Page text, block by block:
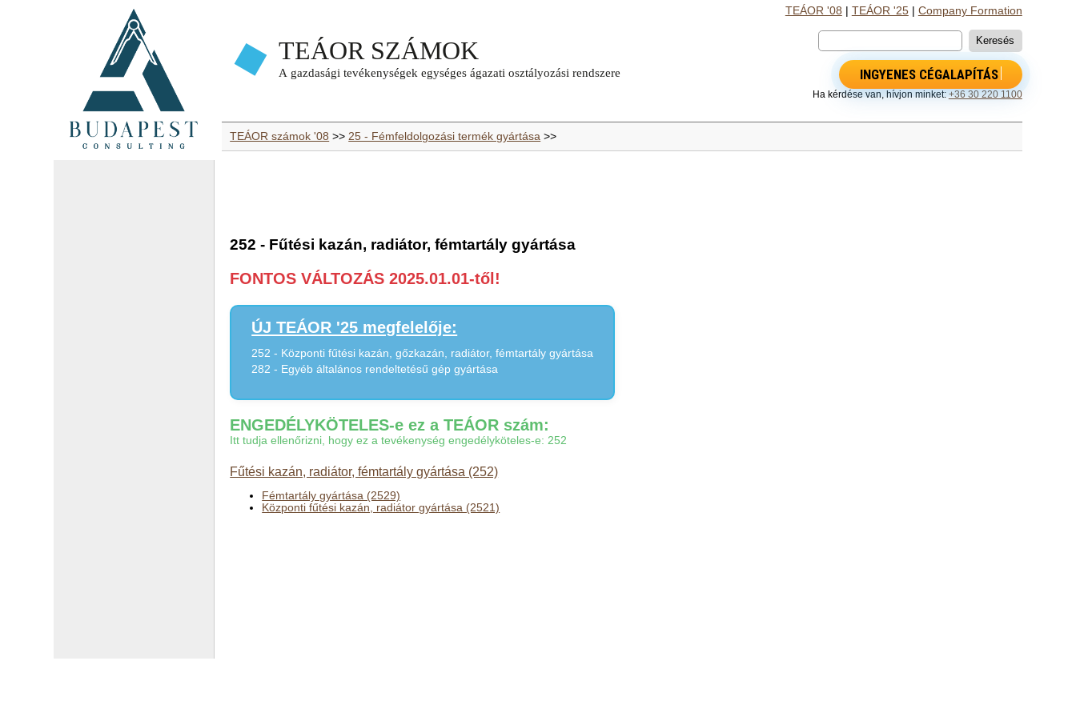
TEÁOR '08 TEÁOR '25| Company Formation
INGYENES CÉGALAPÍTÁS
Ha kérdése van, hívjon minket: +36 30 220 1100
TEÁOR számok '08 >>25 - Fémfeldolgozási termék gyártása >>
252 - Fűtési kazán, radiátor, fémtartály gyártása
FONTOS VÁLTOZÁS 2025.01.01-től!
ÚJ TEÁOR '25 megfelelője:
252 - Központi fűtési kazán, gőzkazán, radiátor, fémtartály gyártása
282 - Egyéb általános rendeltetésű gép gyártása
ENGEDÉLYKÖTELES-e ez a TEÁOR szám:
Itt tudja ellenőrizni, hogy ez a tevékenység engedélyköteles-e: 252
Fűtési kazán, radiátor, fémtartály gyártása (252)
Fémtartály gyártása (2529)
Központi fűtési kazán, radiátor gyártása (2521)